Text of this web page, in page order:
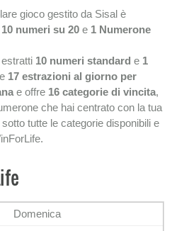
gioco gestito da Sisal è
10 numeri su 20 e 1 Numerone
10 numeri standard e 1
17 estrazioni al giorno per
e offre 16 categorie di vincita,
che hai centrato con la tua
tutte le categorie disponibili e
Domenica